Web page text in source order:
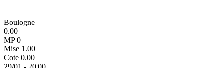
Boulogne
0.00
MP 0
Mise 1.00
Cote 0.00
29/01 - 20:00